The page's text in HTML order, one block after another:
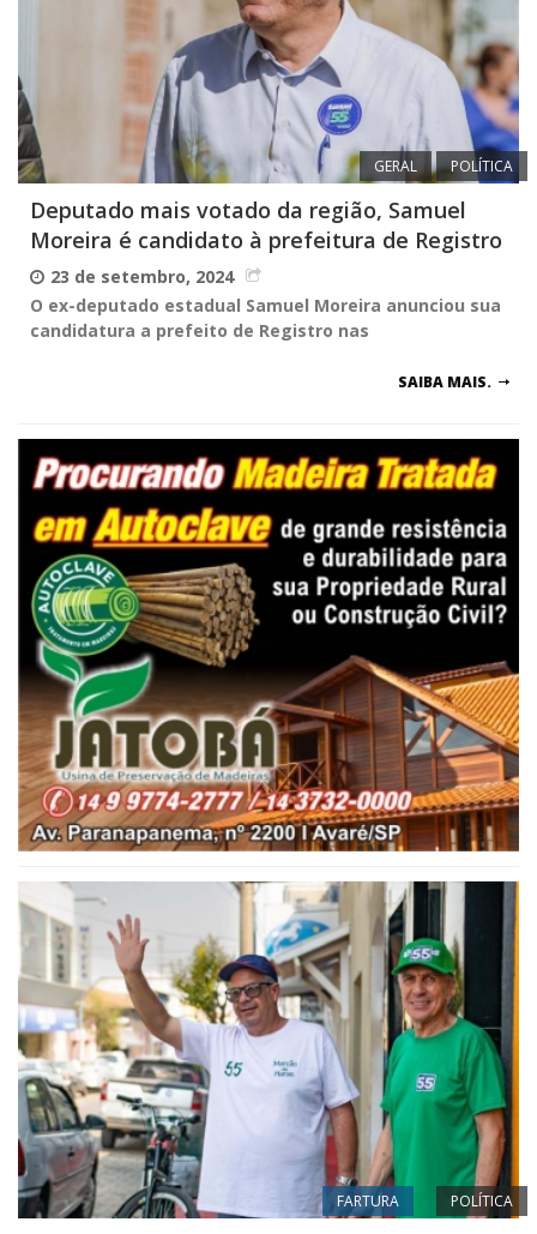
GERAL POLÍTICA
Deputado mais votado da região, Samuel
Moreira é candidato à prefeitura de Registro
23 de setembro, 2024
O ex-deputado estadual Samuel Moreira anunciou sua
candidatura a prefeito de Registro nas
SAIBA MAIS.
FARTURA POLÍTICA